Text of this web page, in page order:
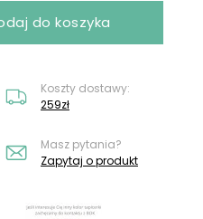
do koszyka
Koszty dostawy:
259zł
Masz pytania?
Zapytaj o produkt